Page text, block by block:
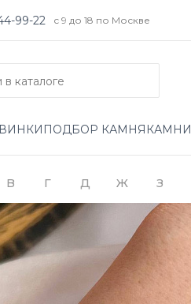
99-22 с 9 до 18 по Москве
ПОДБОР КАМНЯ КАМНИ
В Г Д Ж З